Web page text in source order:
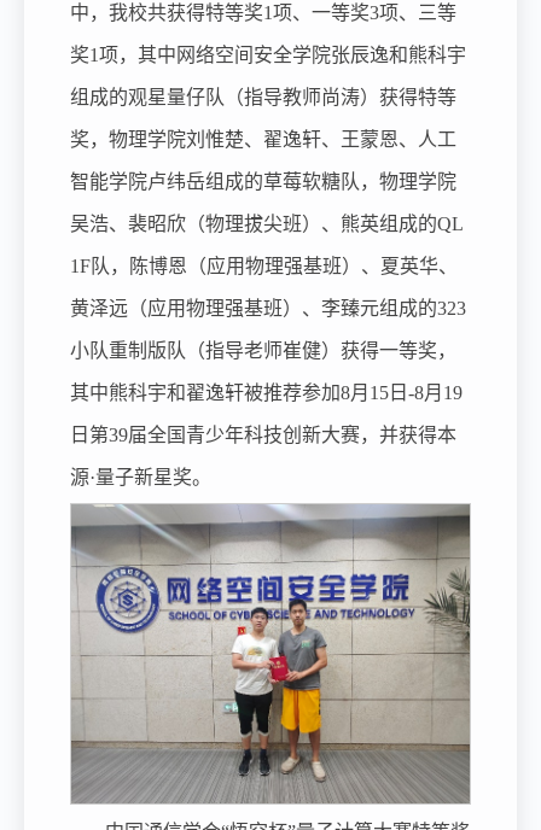
中，我校共获得特等奖1项、一等奖3项、三等
奖1项，其中网络空间安全学院张辰逸和熊科宇
组成的观星量仔队（指导教师尚涛）获得特等
奖，物理学院刘惟楚、翟逸轩、王蒙恩、人工
智能学院卢纬岳组成的草莓软糖队，物理学院
吴浩、裴昭欣（物理拔尖班）、熊英组成的QL
1F队，陈博恩（应用物理强基班）、夏英华、
黄泽远（应用物理强基班）、李臻元组成的323
小队重制版队（指导老师崔健）获得一等奖，
其中熊科宇和翟逸轩被推荐参加8月15日-8月19
日第39届全国青少年科技创新大赛，并获得本
源·量子新星奖。